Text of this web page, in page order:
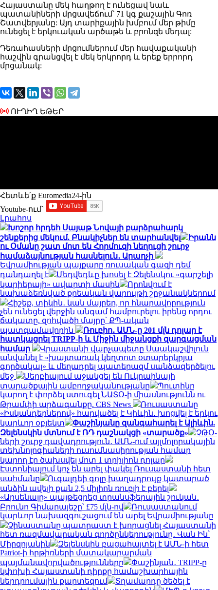
Հայաստանը մեկ հաղթող է ունեցավ նաև
պատանիների մրցավեճում՝ 71 կգ քաշային Գոռ
Շատվերյանը: Այդ տարիքային խմբում մեր թիմը
ունեցել է երկուական արծաթե և բրոնզե մեդալ:
Դեռահասների մրցումներում մեր հավաքականի
հաշվին գրանցվել է մեկ երկրորդ և երեք երրորդ
մրցանակ:
ՈՒՂԻՂ ԵԹԵՐ
Հետևե՛ք Euromedia24-ին
Youtube-ում`
Լրահոս
Խոշոր հրդեհ Սայաթ Նովայի բարձրահարկ
շենքերից մեկում. Բնակիչներ են տարհանվել
Իրանն
ու Օմանը շատ մոտ են Հորմուզի նեղուցի շուրջ
համաձայնության հասնելուն․ Արաղչի
Եվրամիության պայքարը ռուսական գազի դեմ
դանդաղել է
Մեդվեդևը խոսել է Զելենսկու «գարշելի
կարիերայի» ավարտի մասին
Որոնվում է
նախաձեռնված քրեական վարույթի շրջանակներում
Հիշեք, տիկին․ կան մայրեր, որ հնարավորություն
չեն ունեցել վերջին անգամ համբուրելու իրենց որդու
ճակատը. զոհվածի մայրը՝ ՔՊ-ական
պատգամավորին
Ռուբիո․ ԱՄՆ-ը 201 մլն դոլար է
հատկացրել TRIPP-ի և Միջին միջանցքի զարգացման
համար
Վրաստանի վարչապետը Սաակաշվիլուն
անվանել է «խայտառակ կեղտոտ օտարերկրյա
գործակալ» և մեղադրել պատերազմ սանձազերծելու
մեջ
Սերբիայում աջակցել են Ուկրաինայի
տարածքային ամբողջականությանը
Պուտինը
կարող է փորձել ստուգել ՆԱՏՕ-ի միասնությունն ու
Թրամփի արձագանքը. CBS News
Ռուսաստանը
«Իսկանդերներով» հարվածել է Կիևին․ խոցվել է երկու
կարևոր օբյեկտ
Փաշինյանը զանգահարել է Ալիևին.
Զելենսկին մտնում է ՌԴ դաշնակցի «տարածք»
ՉԹՕ-
ների շուրջ դավադրություն․ ԱՄՆ-ում այլմոլորակային
տեխնոլոգիաների ուսումնասիրության համար
կարող էր ծախսվել մոտ 1 տրիլիոն դոլար
Էստոնիայում կոչ են արել փակել Ռուսաստանի հետ
սահմանը
Ուգալդեի գոլը խաղադրույք կատարած
անձին ավելի քան 2,5 միլիոն ռուբլի է բերել
«Արսենալը» պայթեցրեց տրանսֆերային շուկան․
Բրունո Գիմարայեշը՝ £75 մլն-ով
Ռուսաստանում
կարևոր նախազգուշացում են արել Եվրամիությանը
Չինաստանը պատրաստ է խորացնել Հայաստանի
հետ ռազմավարական գործընկերությունը․ Վան Ին՝
Միրզոյանին
Զելենսկին բացահայտել է ԱՄՆ-ի հետ
Patriot-ի հրթիռների մատակարարման
պայմանավորվածությունները
Փաշինյան․ TRIPP-ը
կփոխի Հայաստանի դիրքը համաշխարհային
ներդրումային քարտեզում
Տղամարդը ծեծել է